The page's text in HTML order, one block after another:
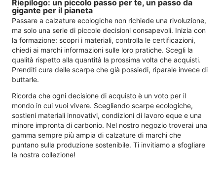
Riepilogo: un piccolo passo per te, un passo da
gigante per il pianeta
Passare a calzature ecologiche non richiede una rivoluzione,
ma solo una serie di piccole decisioni consapevoli. Inizia con
la formazione: scopri i materiali, controlla le certificazioni,
chiedi ai marchi informazioni sulle loro pratiche. Scegli la
qualità rispetto alla quantità la prossima volta che acquisti.
Prenditi cura delle scarpe che già possiedi, riparale invece di
buttarle.
Ricorda che ogni decisione di acquisto è un voto per il
mondo in cui vuoi vivere. Scegliendo scarpe ecologiche,
sostieni materiali innovativi, condizioni di lavoro eque e una
minore impronta di carbonio. Nel nostro negozio troverai una
gamma sempre più ampia di calzature di marchi che
puntano sulla produzione sostenibile. Ti invitiamo a sfogliare
la nostra collezione!